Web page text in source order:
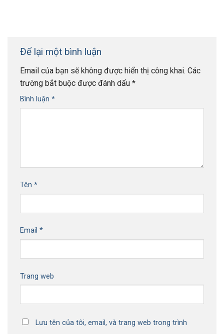
Để lại một bình luận
Email của bạn sẽ không được hiển thị công khai. Các
trường bắt buộc được đánh dấu *
Bình luận *
Tên *
Email *
Trang web
Lưu tên của tôi, email, và trang web trong trình